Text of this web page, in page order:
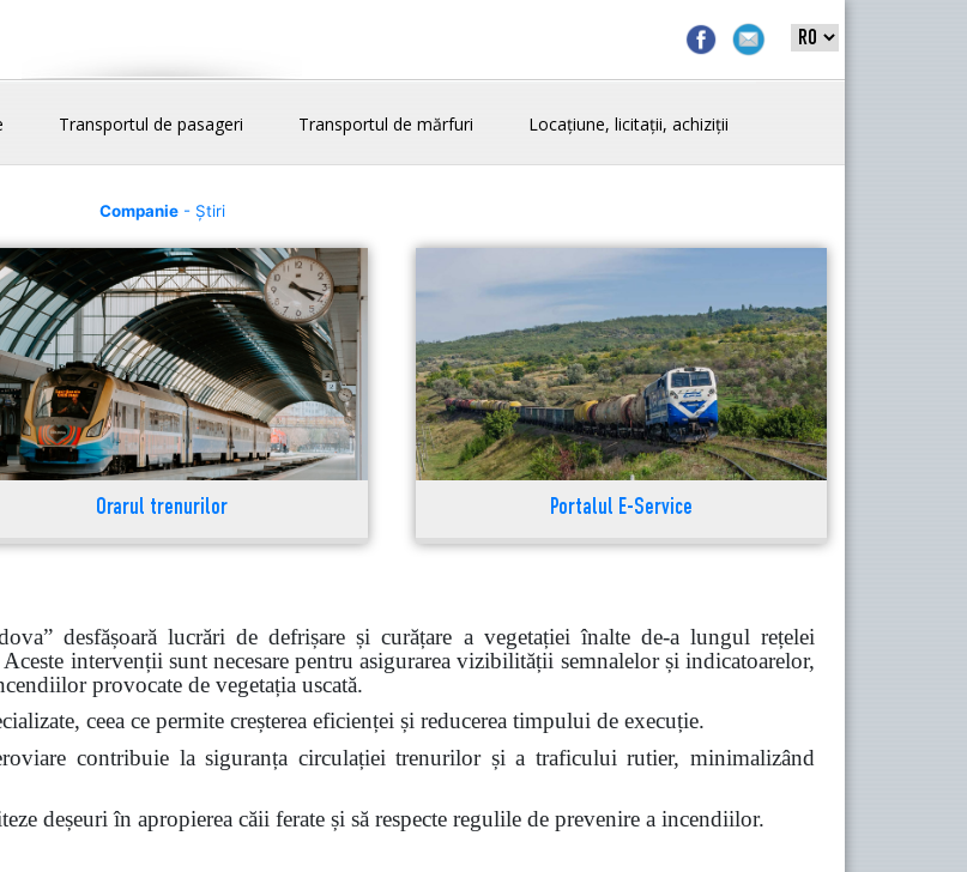
Transportul de pasageri Transportul de mărfuri Locațiune, licitații, achiziții
Companie- Știri
Orarul trenurilor Portalul E-Service
desfășoară lucrări de defrișare și curățare a vegetației înalte de-a lungul rețelei
intervenții sunt necesare pentru asigurarea vizibilității semnalelor și indicatoarelor,
provocate de vegetația uscată.
ceea ce permite creșterea eficienței și reducerea timpului de execuție.
contribuie la siguranța circulației trenurilor și a traficului rutier, minimalizând
deșeuri în apropierea căii ferate și să respecte regulile de prevenire a incendiilor.